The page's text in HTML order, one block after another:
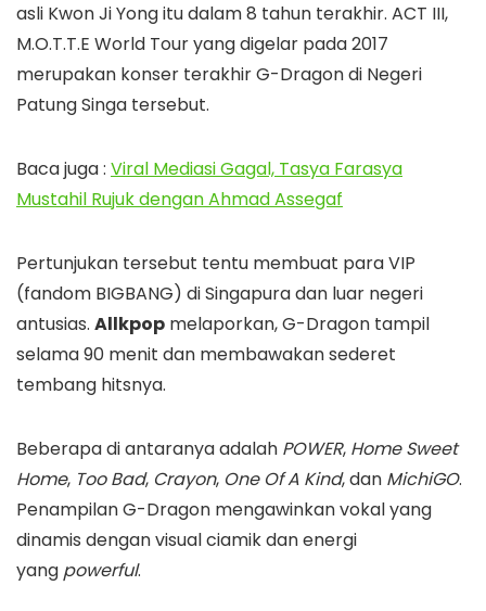
asli Kwon Ji Yong itu dalam 8 tahun terakhir. ACT III,
M.O.T.T.E World Tour yang digelar pada 2017
merupakan konser terakhir G-Dragon di Negeri
Patung Singa tersebut.
Baca juga : Viral Mediasi Gagal, Tasya Farasya
Mustahil Rujuk dengan Ahmad Assegaf
Pertunjukan tersebut tentu membuat para VIP
(fandom BIGBANG) di Singapura dan luar negeri
antusias. Allkpop melaporkan, G-Dragon tampil
selama 90 menit dan membawakan sederet
tembang hitsnya.
Beberapa di antaranya adalah POWER, Home Sweet
Home, Too Bad, Crayon, One Of A Kind, dan MichiGO.
Penampilan G-Dragon mengawinkan vokal yang
dinamis dengan visual ciamik dan energi
yang powerful.